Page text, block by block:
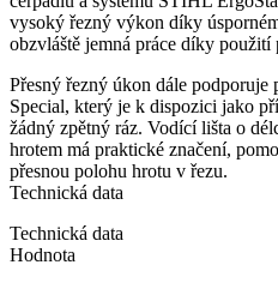
vysoký řezný výkon díky
obzvláště jemná práce díky
Přesný řezný úkon dále
Special, který je k dispozici jako
žádný zpětný ráz. Vodící lišta o
hrotem má praktické značení,
přesnou polohu hrotu v řezu.
Technická data
Technická data
Hodnota